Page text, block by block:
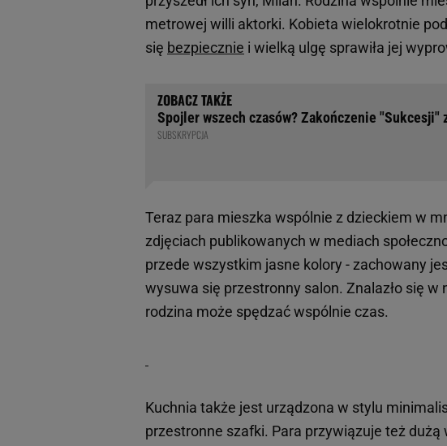
metrowej willi aktorki. Kobieta wielokrotnie
się bezpiecznie i wielką ulgę sprawiła jej
Spojler wszech czasów? Zakończenie "Sukcesji"
SUBSKRYPCJA
Teraz para mieszka wspólnie z dzieckiem w
zdjęciach publikowanych w mediach
przede wszystkim jasne kolory - zachowany
wysuwa się przestronny salon. Znalazło się
rodzina może spędzać wspólnie czas.
Kuchnia także jest urządzona w stylu
przestronne szafki. Para przywiązuje też